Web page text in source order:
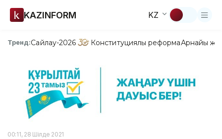
KAZINFORM KZ
Тренд:Сайлау-2026 Конституциялық реформаАрнайы
00:11, 28 Шілде 2021